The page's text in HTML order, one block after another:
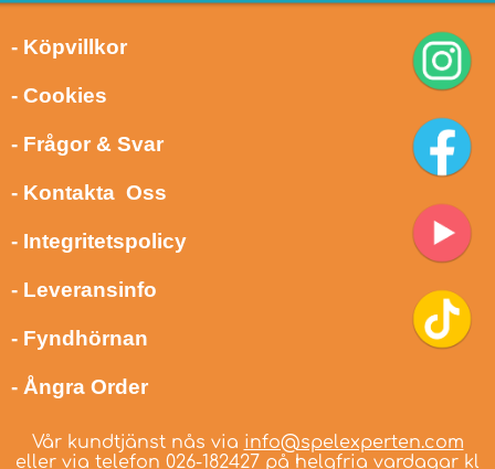
- Köpvillkor
- Cookies
- Frågor & Svar
- Kontakta Oss
- Integritetspolicy
- Leveransinfo
- Fyndhörnan
- Ångra Order
Vår kundtjänst nås via info@spelexperten.com
eller via telefon 026-182427 på helgfria vardagar kl